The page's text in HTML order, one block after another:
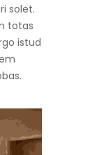
solet.
totas
istud